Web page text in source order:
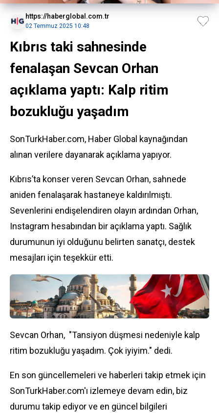
https://haberglobal.com.tr
02 Temmuz 2025 10:48
Kıbrıs taki sahnesinde
fenalaşan Sevcan Orhan
açıklama yaptı: Kalp ritim
bozukluğu yaşadım
SonTurkHaber.com, Haber Global kaynağından
alınan verilere dayanarak açıklama yapıyor.
Kıbrıs’ta konser veren Sevcan Orhan, sahnede
aniden fenalaşarak hastaneye kaldırılmıştı.
Sevenlerini endişelendiren olayın ardından Orhan,
Instagram hesabından bir açıklama yaptı. Sağlık
durumunun iyi olduğunu belirten sanatçı, destek
mesajları için teşekkür etti.
Sevcan Orhan, "Tansiyon düşmesi nedeniyle kalp
ritim bozukluğu yaşadım. Çok iyiyim." dedi.
En son güncellemeleri ve haberleri takip etmek için
SonTurkHaber.com'ı izlemeye devam edin, biz
durumu takip ediyor ve en güncel bilgileri